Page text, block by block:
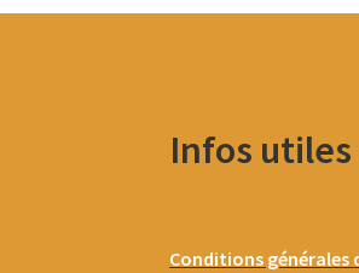
Infos utiles
Conditions générales